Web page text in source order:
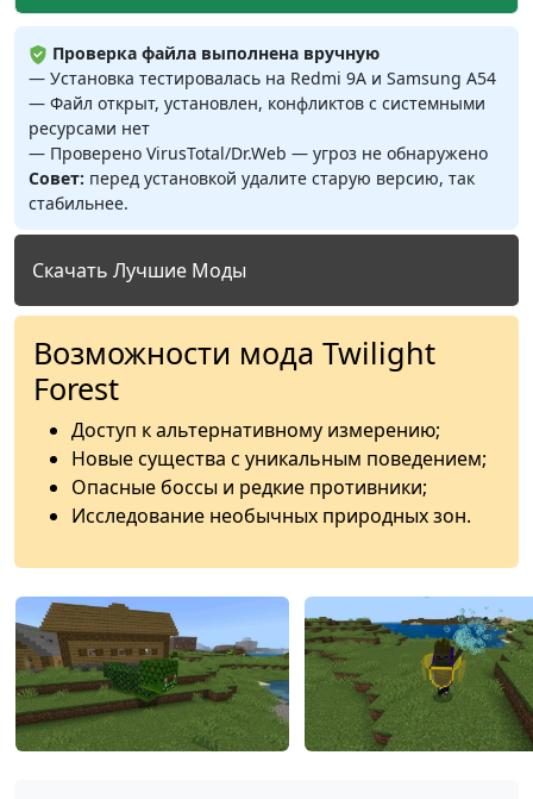
Проверка файла выполнена вручную
— Установка тестировалась на Redmi 9A и Samsung A54
— Файл открыт, установлен, конфликтов с системными
ресурсами нет
— Проверено VirusTotal/Dr.Web — угроз не обнаружено
Совет: перед установкой удалите старую версию, так
стабильнее.
Скачать Лучшие Моды
Возможности мода Twilight
Forest
Доступ к альтернативному измерению;
Новые существа с уникальным поведением;
Опасные боссы и редкие противники;
Исследование необычных природных зон.